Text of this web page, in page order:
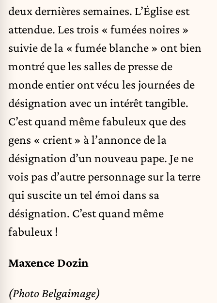
deux dernières semaines. L’Église est
attendue. Les trois « fumées noires »
suivie de la « fumée blanche » ont bien
montré que les salles de presse de
monde entier ont vécu les journées de
désignation avec un intérêt tangible.
C’est quand même fabuleux que des
gens « crient » à l’annonce de la
désignation d’un nouveau pape. Je ne
vois pas d’autre personnage sur la terre
qui suscite un tel émoi dans sa
désignation. C’est quand même
fabuleux !
Maxence Dozin
(Photo Belgaimage)